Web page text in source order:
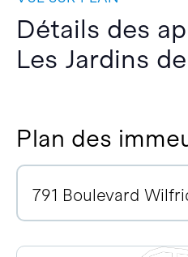
Détails des
Les Jardins
Plan des